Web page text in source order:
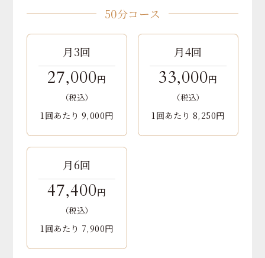
50分コース
月3回
27,000円
（税込）
1回あたり 9,000円
月4回
33,000円
（税込）
1回あたり 8,250円
月6回
47,400円
（税込）
1回あたり 7,900円